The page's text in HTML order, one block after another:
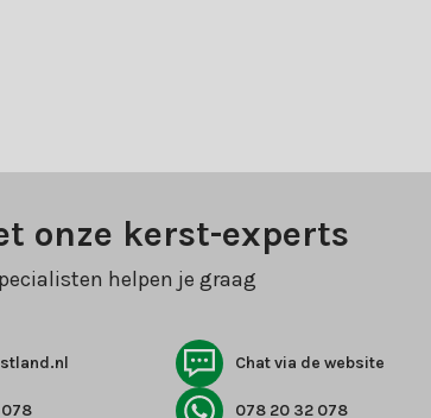
onze kerst-experts
helpen je graag
Chat via de website
078 20 32 078